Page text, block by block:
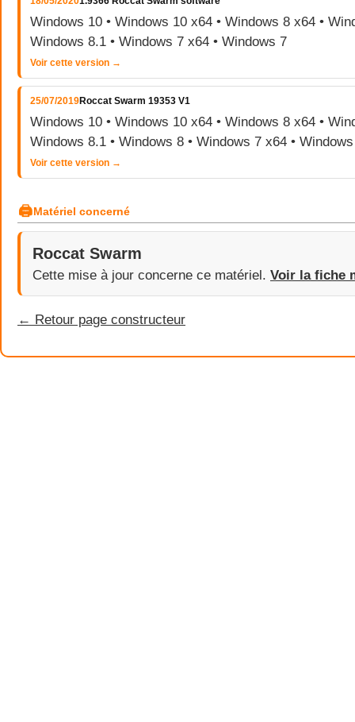
Windows 10 • Windows 10 x64 • Windows 8 x64 •
Windows 8.1 • Windows 7 x64 • Windows 7
Voir cette version →
25/07/2019Roccat Swarm 19353 V1
Windows 10 • Windows 10 x64 • Windows 8 x64 •
Windows 8.1 • Windows 8 • Windows 7 x64 •
Voir cette version →
🖨Matériel concerné
Roccat Swarm
Cette mise à jour concerne ce matériel. Voir la fiche
← Retour page constructeur